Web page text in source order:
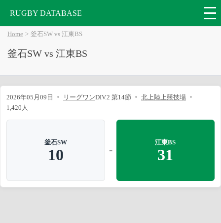
RUGBY DATABASE
Home 釜石SW vs 江東BS
釜石SW vs 江東BS
2026年05月09日 リーグワンDIV.2 第14節
北上陸上競技場
1,420人
釜石SW
10 -
江東BS
31